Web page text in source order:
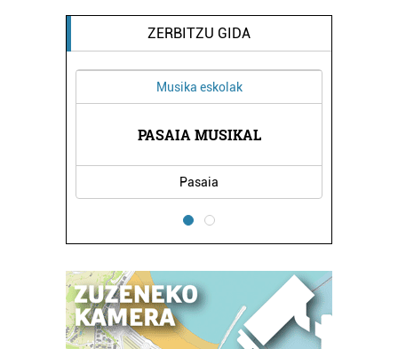
ZERBITZU GIDA
Musika eskolak
PASAIA MUSIKAL
Pasaia